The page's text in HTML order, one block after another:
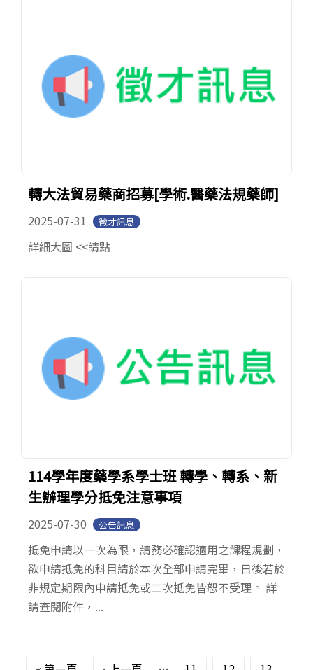
轉大法貿易藥商招募[學術.醫藥法規藥師]
2025-07-31 徵才訊息
詳細大圖 <<請點
114學年度藥學系學士班 轉學、轉系、新
生辦理學分抵免注意事項
2025-07-30 公告訊息
抵免申請以一次為限，請務必確認適用之課程規劃，
欲申請抵免的科目請於本次全部申請完畢，日後若於
非規定期限內申請抵免或二次抵免皆恕不受理。 詳
請查閱附件，...